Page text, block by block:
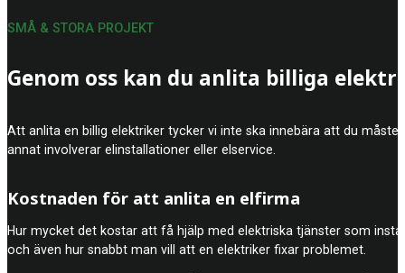
Genom oss kan du anlita billiga
Att anlita en billig elektriker tycker vi inte ska innebära att du
annat involverar elinstallationer eller elservice.
SMÅ & STORA PROJEKT
Kostnaden för att anlita en elfirma
Hur mycket det kostar att få hjälp med elektriska tjänster som
och även hur snabbt man vill att en elektriker fixar problemet.